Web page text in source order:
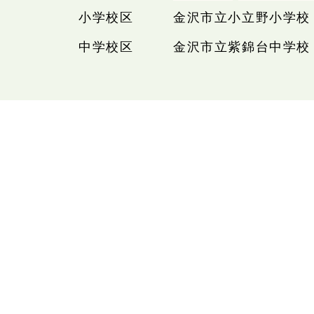
小学校区 金沢市立小立野小学校
中学校区 金沢市立紫錦台中学校